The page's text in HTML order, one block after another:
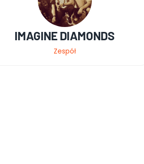
IMAGINE DIAMONDS
Zespół